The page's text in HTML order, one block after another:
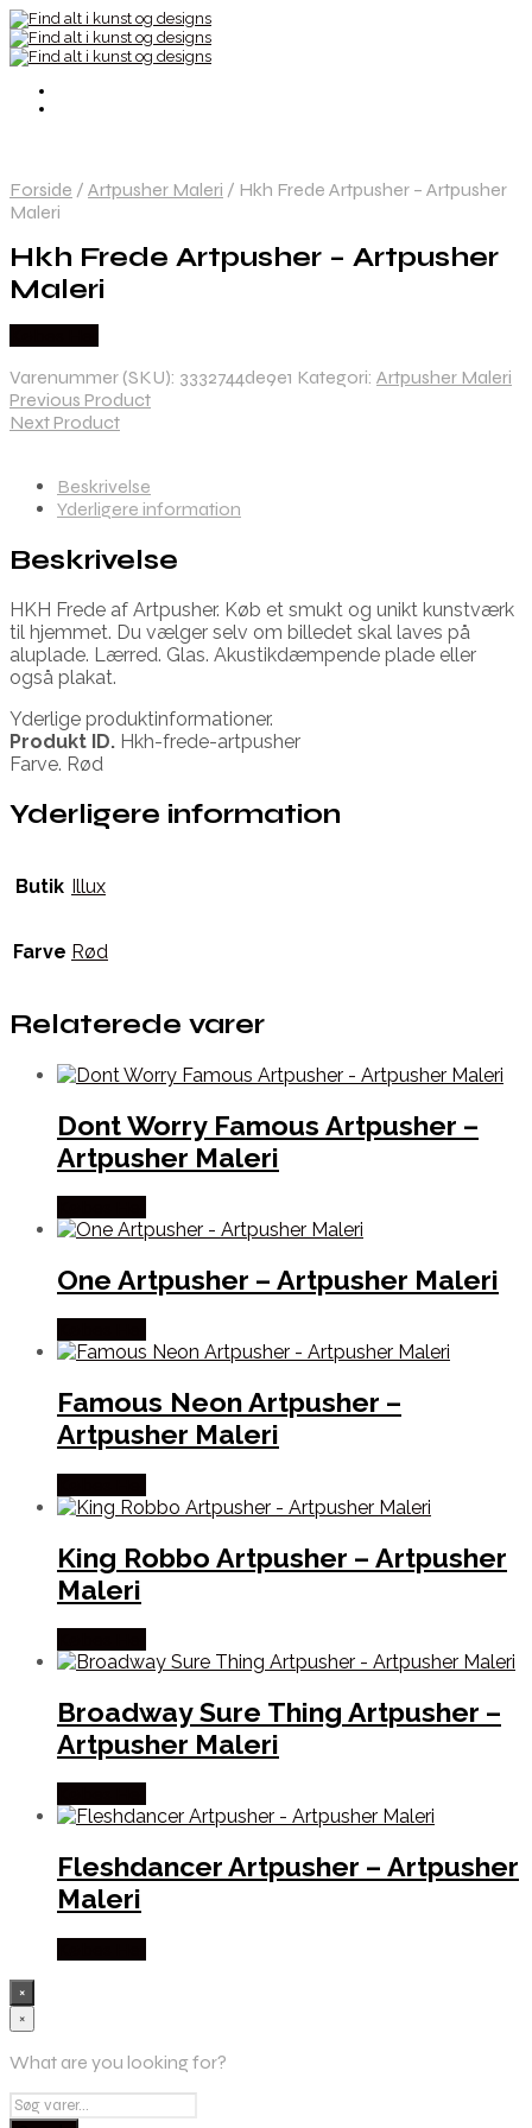
Forside / Artpusher Maleri / Hkh Frede Artpusher – Artpusher
Maleri
Hkh Frede Artpusher – Artpusher
Maleri
Varenummer (SKU): 3332744de9e1 Kategori: Artpusher Maleri
Previous Product
Next Product
Beskrivelse
Yderligere information
Beskrivelse
HKH Frede af Artpusher. Køb et smukt og unikt kunstværk
til hjemmet. Du vælger selv om billedet skal laves på
aluplade. Lærred. Glas. Akustikdæmpende plade eller
også plakat.
Yderlige produktinformationer.
Produkt ID. Hkh-frede-artpusher
Farve. Rød
Yderligere information
Butik Illux
Farve Rød
Relaterede varer
Dont Worry Famous Artpusher –
Artpusher Maleri
One Artpusher – Artpusher Maleri
Famous Neon Artpusher –
Artpusher Maleri
King Robbo Artpusher – Artpusher
Maleri
Broadway Sure Thing Artpusher –
Artpusher Maleri
Fleshdancer Artpusher – Artpusher
Maleri
×
×
What are you looking for?